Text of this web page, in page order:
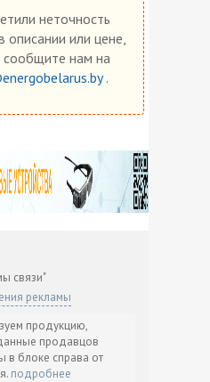
неточность
описании или цене,
сообщите нам на
.
связи"
рекламы
продукцию,
продавцов
в блоке справа от
подробнее